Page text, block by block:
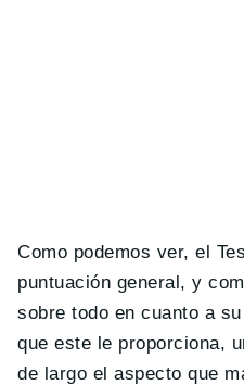
Como podemos ver, el
puntuación general, y
sobre todo en cuanto a
que este le proporciona,
de largo el aspecto que